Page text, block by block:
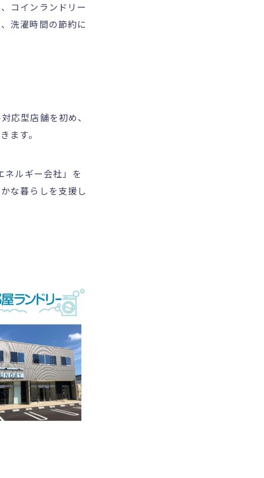
コインランドリー
洗濯時間の節約に
応型店舗を初め、
ます。
ネルギー会社」を
な暮らしを支援し